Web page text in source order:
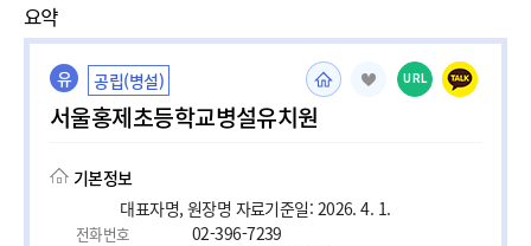
요약
유 공립(병설)
서울홍제초등학교병설유치원
URL
기본정보
대표자명, 원장명 자료기준일: 2026. 4. 1.
전화번호
02-396-7239